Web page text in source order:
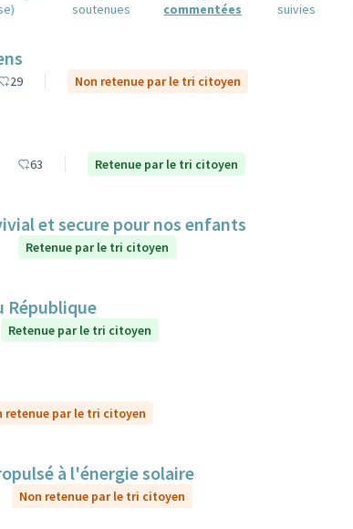
soutenues
commentées
suivies
29 Non retenue par le tri citoyen
63 Retenue par le tri citoyen
et secure pour nos enfants
Retenue par le tri citoyen
République
Retenue par le tri citoyen
retenue par le tri citoyen
à l'énergie solaire
Non retenue par le tri citoyen